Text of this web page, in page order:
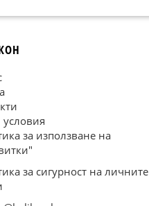
за използване на
за сигурност на личните